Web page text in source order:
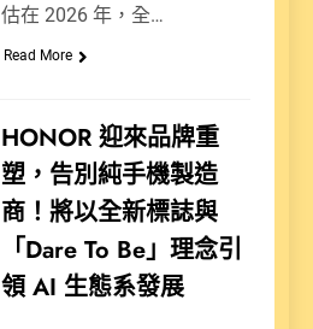
估在 2026 年，全…
Read More
HONOR 迎來品牌重
塑，告別純手機製造
商！將以全新標誌與
「Dare To Be」理念引
領 AI 生態系發展